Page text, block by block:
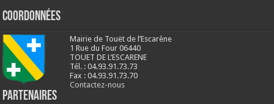
Coordonnées
Mairie de Touët de l’Escarène
1 Rue du Four 06440
TOUET DE L’ESCARENE
Tél. : 04.93.91.73.73
Fax : 04.93.91.73.70
Contactez-nous
Partenaires